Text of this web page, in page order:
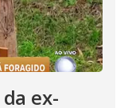
ex-